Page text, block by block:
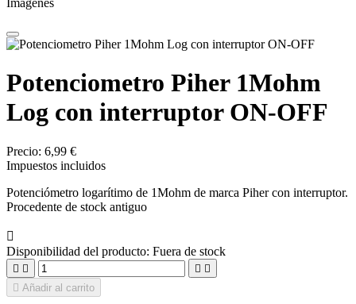
Imágenes
Potenciometro Piher 1Mohm
Log con interruptor ON-OFF
Precio: 6,99 €
Impuestos incluidos
Potenciómetro logarítimo de 1Mohm de marca Piher con interruptor.
Procedente de stock antiguo

Disponibilidad del producto: Fuera de stock
   
 Añadir al carrito